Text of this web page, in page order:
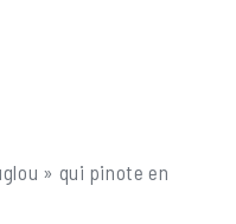
» qui pinote en